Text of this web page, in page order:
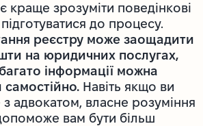
краще зрозуміти поведінкові
до процесу.
реєстру може заощадити
на юридичних послугах,
інформації можна
Навіть якщо ви
адвокатом, власне розуміння
вам бути більш